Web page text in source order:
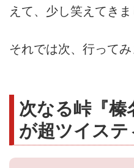
えて、少し笑えてきま
それでは次、行ってみ
次なる峠『榛
が超ツイステ